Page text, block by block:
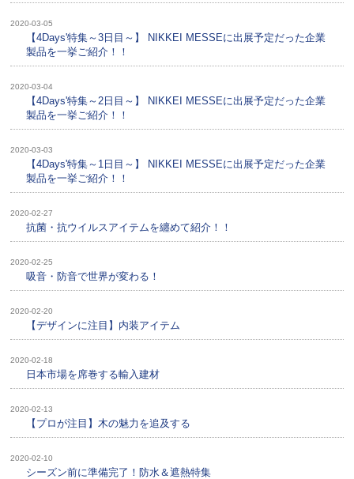
2020-03-05
【4Days'特集～3日目～】 NIKKEI MESSEに出展予定だった企業
製品を一挙ご紹介！！
2020-03-04
【4Days'特集～2日目～】 NIKKEI MESSEに出展予定だった企業
製品を一挙ご紹介！！
2020-03-03
【4Days'特集～1日目～】 NIKKEI MESSEに出展予定だった企業
製品を一挙ご紹介！！
2020-02-27
抗菌・抗ウイルスアイテムを纏めて紹介！！
2020-02-25
吸音・防音で世界が変わる！
2020-02-20
【デザインに注目】内装アイテム
2020-02-18
日本市場を席巻する輸入建材
2020-02-13
【プロが注目】木の魅力を追及する
2020-02-10
シーズン前に準備完了！防水＆遮熱特集